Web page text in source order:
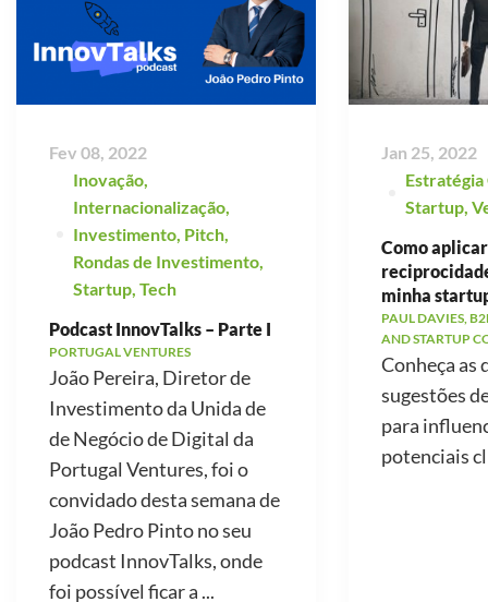
Fev 08, 2022
Inovação,
Internacionalização,
Investimento, Pitch,
Rondas de Investimento,
Startup, Tech
Podcast InnovTalks – Parte I
PORTUGAL VENTURES
João Pereira, Diretor de
Investimento da Unida de
de Negócio de Digital da
Portugal Ventures, foi o
convidado desta semana de
João Pedro Pinto no seu
podcast InnovTalks, onde
foi possível ficar a ...
Jan 25, 2022
Startup,
Como
minha
PAUL DAVIES,
AND STARTUP
Conheça as
sugestões
para
potenciais